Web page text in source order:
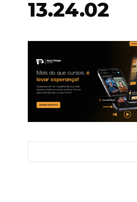
13.24.02